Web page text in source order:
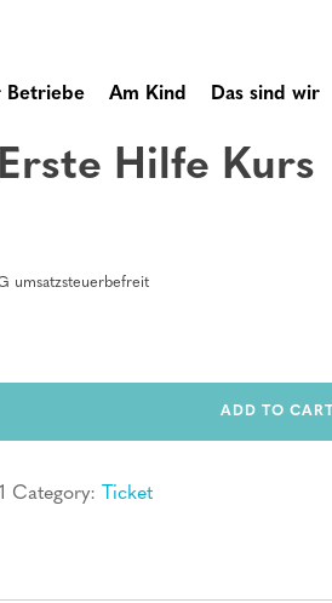
Betriebe Am Kind Das sind wir
Hilfe Kurs
umsatzsteuerbefreit
ADD TO CART
Category: Ticket